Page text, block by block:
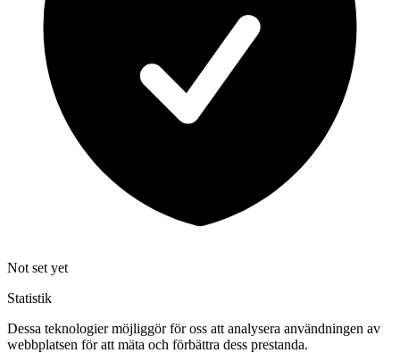
Not set yet
Statistik
Dessa teknologier möjliggör för oss att analysera användningen av
webbplatsen för att mäta och förbättra dess prestanda.